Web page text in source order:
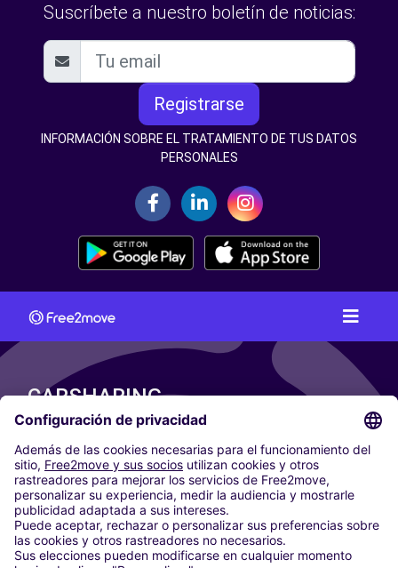
Suscríbete a nuestro boletín de noticias:
Registrarse
INFORMACIÓN SOBRE EL TRATAMIENTO DE TUS DATOS
PERSONALES
CARSHARING
NUESTRAS CIUDADES
Paris
Madrid
Washington DC
Milán
Roma
Turín
Viena